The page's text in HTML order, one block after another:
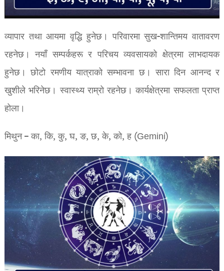
व्यापार तथा आयमा वृद्धि हुनेछ। परिवारमा सुख-शान्तिमय वातावरण
रहनेछ। नयाँ सम्पर्कहरू र परिचय व्यवसायको क्षेत्रमा लाभदायक
हुनेछ। छोटो रमणीय यात्राको सम्भावना छ। सारा दिन आनन्द र
खुशीले भरिनेछ। स्वास्थ्य राम्रो रहनेछ। कार्यक्षेत्रमा सफलता प्राप्त
होला।
मिथुन – का, कि, कु, घ, ङ, छ, के, को, ह (Gemini)